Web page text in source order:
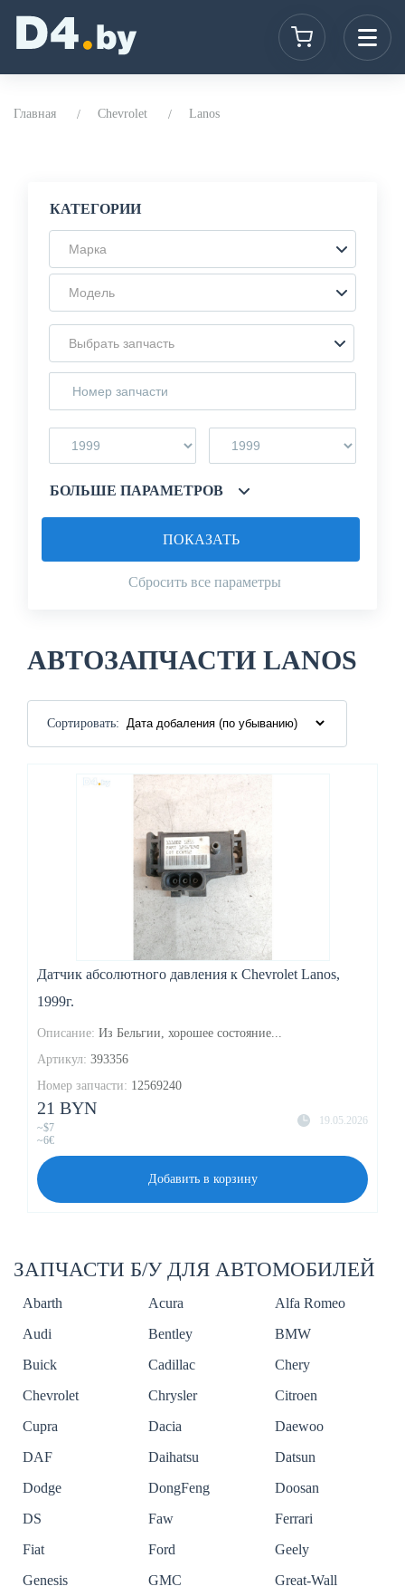
Главная Chevrolet Lanos
КАТЕГОРИИ
Марка
Модель
Выбрать запчасть
БОЛЬШЕ ПАРАМЕТРОВ
Сбросить все параметры
ПОКАЗАТЬ
АВТОЗАПЧАСТИ LANOS
Сортировать:
Датчик абсолютного давления к Chevrolet Lanos,
1999г.
Описание: Из Бельгии, хорошее состояние...
Артикул: 393356
Номер запчасти: 12569240
19.05.2026
21 BYN
~$7
~6€
Добавить в корзину
ЗАПЧАСТИ Б/У ДЛЯ АВТОМОБИЛЕЙ
Abarth Acura
Alfa Romeo
Audi
Bentley
BMW
Buick
Cadillac
Chery
Chevrolet
Chrysler
Citroen
Cupra
Dacia
Daewoo
DAF
Daihatsu
Datsun
Dodge
DongFeng
Doosan
DS
Faw
Ferrari
Fiat
Ford
Geely
Genesis
GMC
Great-Wall